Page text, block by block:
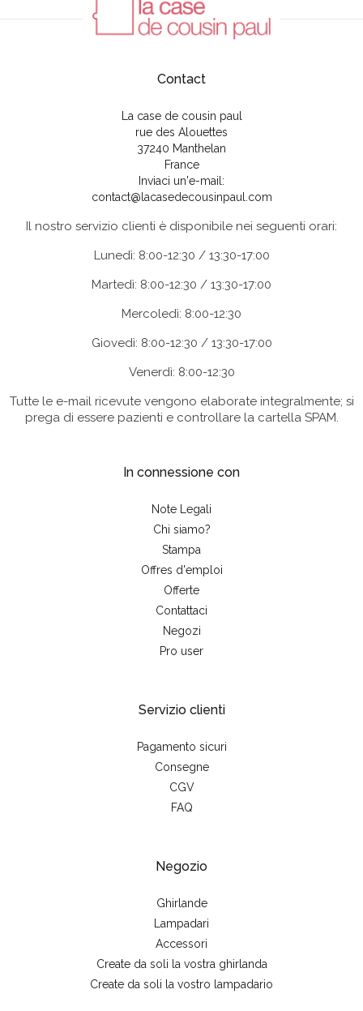
Contact
La case de cousin paul
rue des Alouettes
37240 Manthelan
France
Inviaci un'e-mail:
contact@lacasedecousinpaul.com
Il nostro servizio clienti è disponibile nei seguenti orari:
Lunedì: 8:00-12:30 / 13:30-17:00
Martedì: 8:00-12:30 / 13:30-17:00
Mercoledì: 8:00-12:30
Giovedì: 8:00-12:30 / 13:30-17:00
Venerdì: 8:00-12:30
Tutte le e-mail ricevute vengono elaborate integralmente; si
prega di essere pazienti e controllare la cartella SPAM.
In connessione con
Note Legali
Chi siamo?
Stampa
Offres d'emploi
Offerte
Contattaci
Negozi
Pro user
Servizio clienti
Pagamento sicuri
Consegne
CGV
FAQ
Negozio
Ghirlande
Lampadari
Accessori
Create da soli la vostra ghirlanda
Create da soli la vostro lampadario